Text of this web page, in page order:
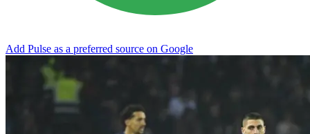
Add Pulse as a preferred source on Google